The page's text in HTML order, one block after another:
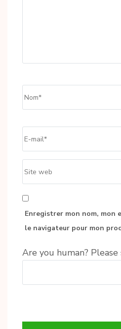
web
Enregistrer mon nom, mon
le navigateur pour mon
Are you human? Please